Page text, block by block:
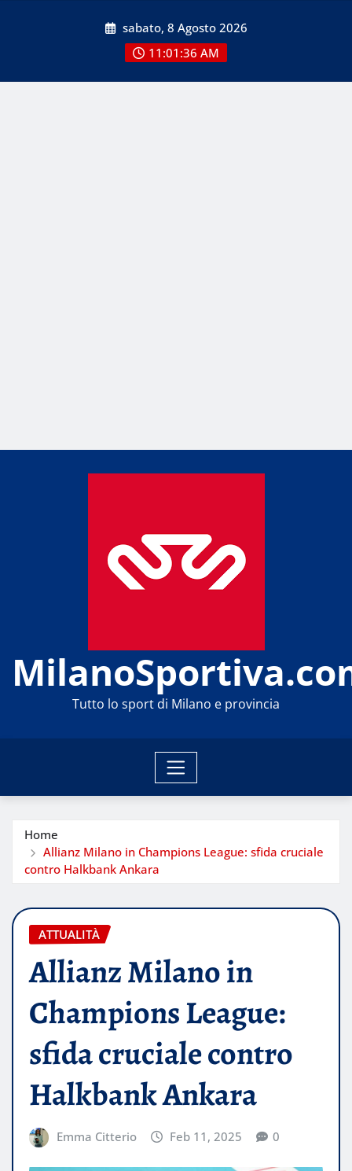
sabato, 8 Agosto 2026
11:01:38 AM
Tutto lo sport di Milano e provincia
Home
Allianz Milano in Champions League: sfida cruciale
contro Halkbank Ankara
ATTUALITÀ
Allianz Milano in
Champions League:
sfida cruciale contro
Halkbank Ankara
Emma Citterio Feb 11, 2025 0